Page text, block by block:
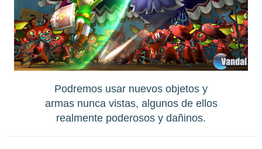
Podremos usar nuevos objetos y
armas nunca vistas, algunos de ellos
realmente poderosos y dañinos.